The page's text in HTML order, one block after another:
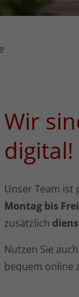
Wir
digital!
Unser Team ist
Montag bis
zusätzlich
Nutzen Sie
bequem online